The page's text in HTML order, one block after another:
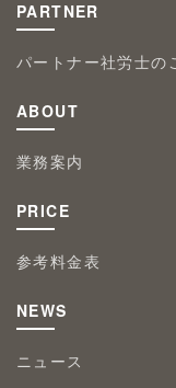
PARTNER
パートナー社労士の
ABOUT
業務案内
PRICE
参考料金表
NEWS
ニュース